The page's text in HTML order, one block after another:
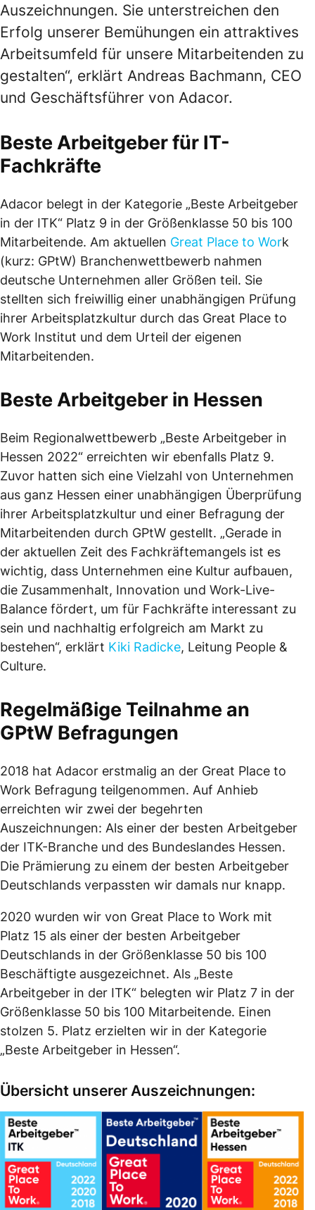
Auszeichnungen. Sie unterstreichen den
Erfolg unserer Bemühungen ein attraktives
Arbeitsumfeld für unsere Mitarbeitenden zu
gestalten“, erklärt Andreas Bachmann, CEO
und Geschäftsführer von Adacor.
Beste Arbeitgeber für IT-
Fachkräfte
Adacor belegt in der Kategorie „Beste Arbeitgeber
in der ITK“ Platz 9 in der Größenklasse 50 bis 100
Mitarbeitende. Am aktuellen Great Place to Work
(kurz: GPtW) Branchenwettbewerb nahmen
deutsche Unternehmen aller Größen teil. Sie
stellten sich freiwillig einer unabhängigen Prüfung
ihrer Arbeitsplatzkultur durch das Great Place to
Work Institut und dem Urteil der eigenen
Mitarbeitenden.
Beste Arbeitgeber in Hessen
Beim Regionalwettbewerb „Beste Arbeitgeber in
Hessen 2022“ erreichten wir ebenfalls Platz 9.
Zuvor hatten sich eine Vielzahl von Unternehmen
aus ganz Hessen einer unabhängigen Überprüfung
ihrer Arbeitsplatzkultur und einer Befragung der
Mitarbeitenden durch GPtW gestellt. „Gerade in
der aktuellen Zeit des Fachkräftemangels ist es
wichtig, dass Unternehmen eine Kultur aufbauen,
die Zusammenhalt, Innovation und Work-Live-
Balance fördert, um für Fachkräfte interessant zu
sein und nachhaltig erfolgreich am Markt zu
bestehen“, erklärt Kiki Radicke, Leitung People &
Culture.
Regelmäßige Teilnahme an
GPtW Befragungen
2018 hat Adacor erstmalig an der Great Place to
Work Befragung teilgenommen. Auf Anhieb
erreichten wir zwei der begehrten
Auszeichnungen: Als einer der besten Arbeitgeber
der ITK-Branche und des Bundeslandes Hessen.
Die Prämierung zu einem der besten Arbeitgeber
Deutschlands verpassten wir damals nur knapp.
2020 wurden wir von Great Place to Work mit
Platz 15 als einer der besten Arbeitgeber
Deutschlands in der Größenklasse 50 bis 100
Beschäftigte ausgezeichnet. Als „Beste
Arbeitgeber in der ITK“ belegten wir Platz 7 in der
Größenklasse 50 bis 100 Mitarbeitende. Einen
stolzen 5. Platz erzielten wir in der Kategorie
„Beste Arbeitgeber in Hessen“.
Übersicht unserer Auszeichnungen: